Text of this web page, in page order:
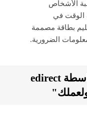
الأشخاص
الوقت في
بطاقة مصممة
الضرورية.
"كل تصميم تم إنشاؤه بواسطة edirect